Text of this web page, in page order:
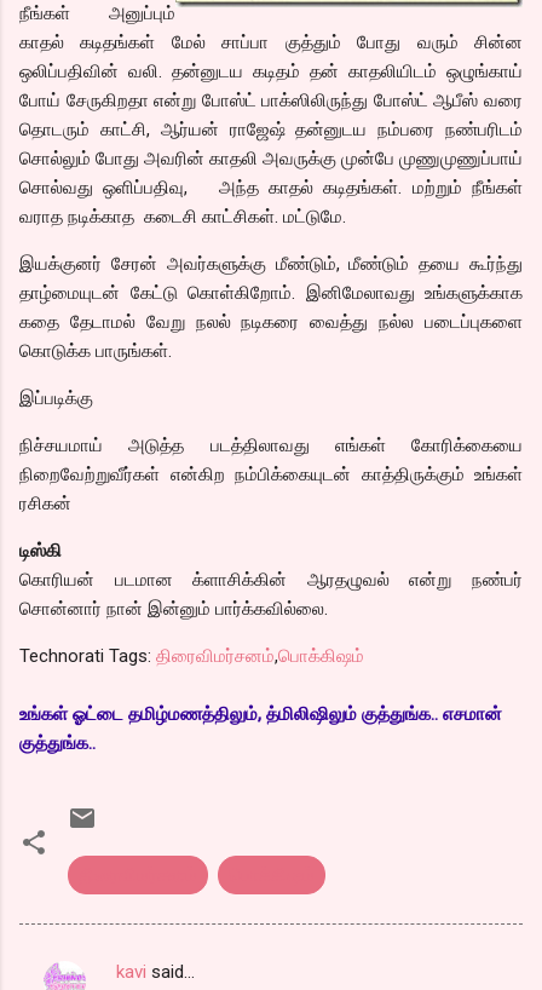
நீங்கள் அனுப்பும்
காதல் கடிதங்கள் மேல் சாப்பா குத்தும் போது வரும் சின்ன
ஒலிப்பதிவின் வலி. தன்னுடய கடிதம் தன் காதலியிடம் ஒழுங்காய்
போய் சேருகிறதா என்று போஸ்ட் பாக்ஸிலிருந்து போஸ்ட் ஆபீஸ் வரை
தொடரும் காட்சி, ஆர்யன் ராஜேஷ் தன்னுடய நம்பரை நண்பரிடம்
சொல்லும் போது அவரின் காதலி அவருக்கு முன்பே முணுமுணுப்பாய்
சொல்வது ஒளிப்பதிவு, அந்த காதல் கடிதங்கள். மற்றும் நீங்கள்
வராத நடிக்காத கடைசி காட்சிகள். மட்டுமே.
இயக்குனர் சேரன் அவர்களுக்கு மீண்டும், மீண்டும் தயை கூர்ந்து
தாழ்மையுடன் கேட்டு கொள்கிறோம். இனிமேலாவது உங்களுக்காக
கதை தேடாமல் வேறு நலல் நடிகரை வைத்து நல்ல படைப்புகளை
கொடுக்க பாருங்கள்.
இப்படிக்கு
நிச்சயமாய் அடுத்த படத்திலாவது எங்கள் கோரிக்கையை
நிறைவேற்றுவீர்கள் என்கிற நம்பிக்கையுடன் காத்திருக்கும் உங்கள்
ரசிகன்
டிஸ்கி
கொரியன் படமான க்ளாசிக்கின் ஆரதழுவல் என்று நண்பர்
சொன்னார் நான் இன்னும் பார்க்கவில்லை.
Technorati Tags: திரைவிமர்சனம்,பொக்கிஷம்
உங்கள் ஓட்டை தமிழ்மணத்திலும், த்மிலிஷிலும் குத்துங்க.. எசமான்
குத்துங்க..
C
kavi said…